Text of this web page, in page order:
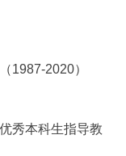
1987-2020）
秀本科生指导教